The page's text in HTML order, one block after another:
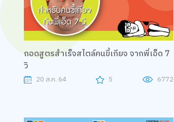
ถอดสูตรสำเร็จสไตล์คนขี้เกียจ จากพี่เอ็ด 7
วิ
20 ส.ค. 64 5 6772